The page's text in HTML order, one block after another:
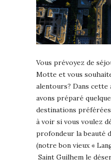
Vous prévoyez de
Motte et vous
alentours? Dans cette
avons préparé
destinations
à voir si vous voulez
profondeur la beauté
(notre bon vieux «
Saint Guilhem le